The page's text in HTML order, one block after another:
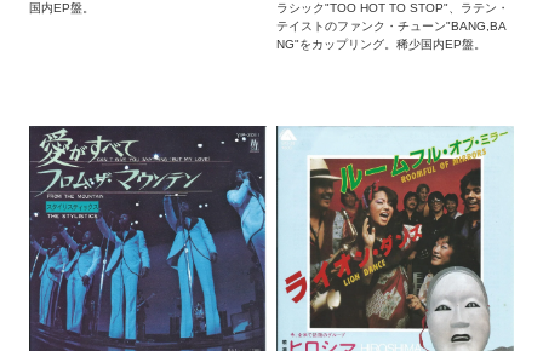
国内EP盤。
ラシック"TOO HOT TO STOP"、ラテン・
テイストのファンク・チューン"BANG,BA
NG"をカップリング。稀少国内EP盤。